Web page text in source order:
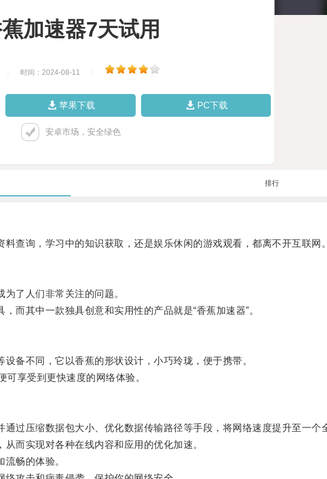
加速器7天试用
时间：2024-08-11
苹果下载 PC下载
安卓市场，安全绿色
排行
询，学习中的知识获取，还是娱乐休闲的游戏观看，都离不开互联网。
了人们非常关注的问题。
其中一款独具创意和实用性的产品就是“香蕉加速器”。
不同，它以香蕉的形状设计，小巧玲珑，便于携带。
享受到更快速度的网络体验。
压缩数据包大小、优化数据传输路径等手段，将网络速度提升至一个
而实现对各种在线内容和应用的优化加速。
畅的体验。